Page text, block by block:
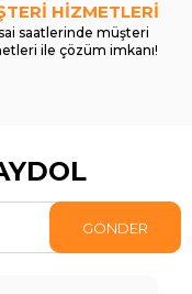
HİZMETLERİ
saatlerinde müşteri
ile çözüm imkanı!
GÖNDER